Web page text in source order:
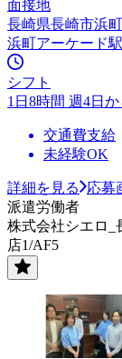
面接地
長崎県長崎市浜
浜町アーケード
シフト
1日8時間 週4日
交通費支給
未経験OK
詳細を見る
応募
派遣労働者
株式会社シエロ_
店1/AF5